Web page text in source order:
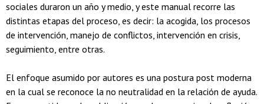
sociales duraron un año y medio, y este manual recorre las
distintas etapas del proceso, es decir: la acogida, los procesos
de intervención, manejo de conflictos, intervención en crisis,
seguimiento, entre otras.
El enfoque asumido por autores es una postura post moderna
en la cual se reconoce la no neutralidad en la relación de ayuda.